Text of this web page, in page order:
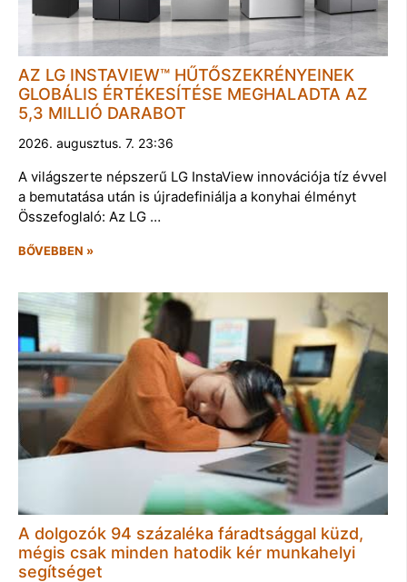
AZ LG INSTAVIEW™ HŰTŐSZEKRÉNYEINEK
GLOBÁLIS ÉRTÉKESÍTÉSE MEGHALADTA AZ
5,3 MILLIÓ DARABOT
2026. augusztus. 7. 23:36
A világszerte népszerű LG InstaView innovációja tíz évvel
a bemutatása után is újradefiniálja a konyhai élményt
Összefoglaló: Az LG …
BŐVEBBEN »
A dolgozók 94 százaléka fáradtsággal küzd,
mégis csak minden hatodik kér munkahelyi
segítséget